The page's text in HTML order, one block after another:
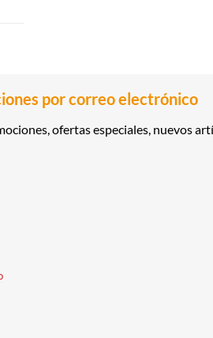
por correo electrónico
ofertas especiales, nuevos